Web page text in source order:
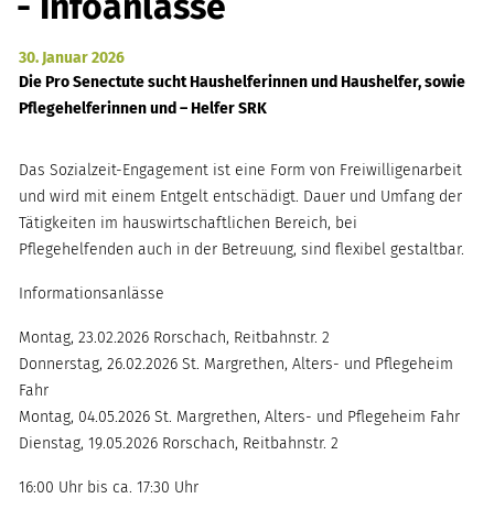
30. Januar 2026
Die Pro Senectute sucht Haushelferinnen und Haushelfer, sowie
Pflegehelferinnen und – Helfer SRK
Das Sozialzeit-Engagement ist eine Form von Freiwilligenarbeit
und wird mit einem Entgelt entschädigt. Dauer und Umfang der
Tätigkeiten im hauswirtschaftlichen Bereich, bei
Pflegehelfenden auch in der Betreuung, sind flexibel gestaltbar.
Informationsanlässe
Montag, 23.02.2026 Rorschach, Reitbahnstr. 2
Donnerstag, 26.02.2026 St. Margrethen, Alters- und Pflegeheim
Fahr
Montag, 04.05.2026 St. Margrethen, Alters- und Pflegeheim Fahr
Dienstag, 19.05.2026 Rorschach, Reitbahnstr. 2
16:00 Uhr bis ca. 17:30 Uhr
Zugehörige Objekte